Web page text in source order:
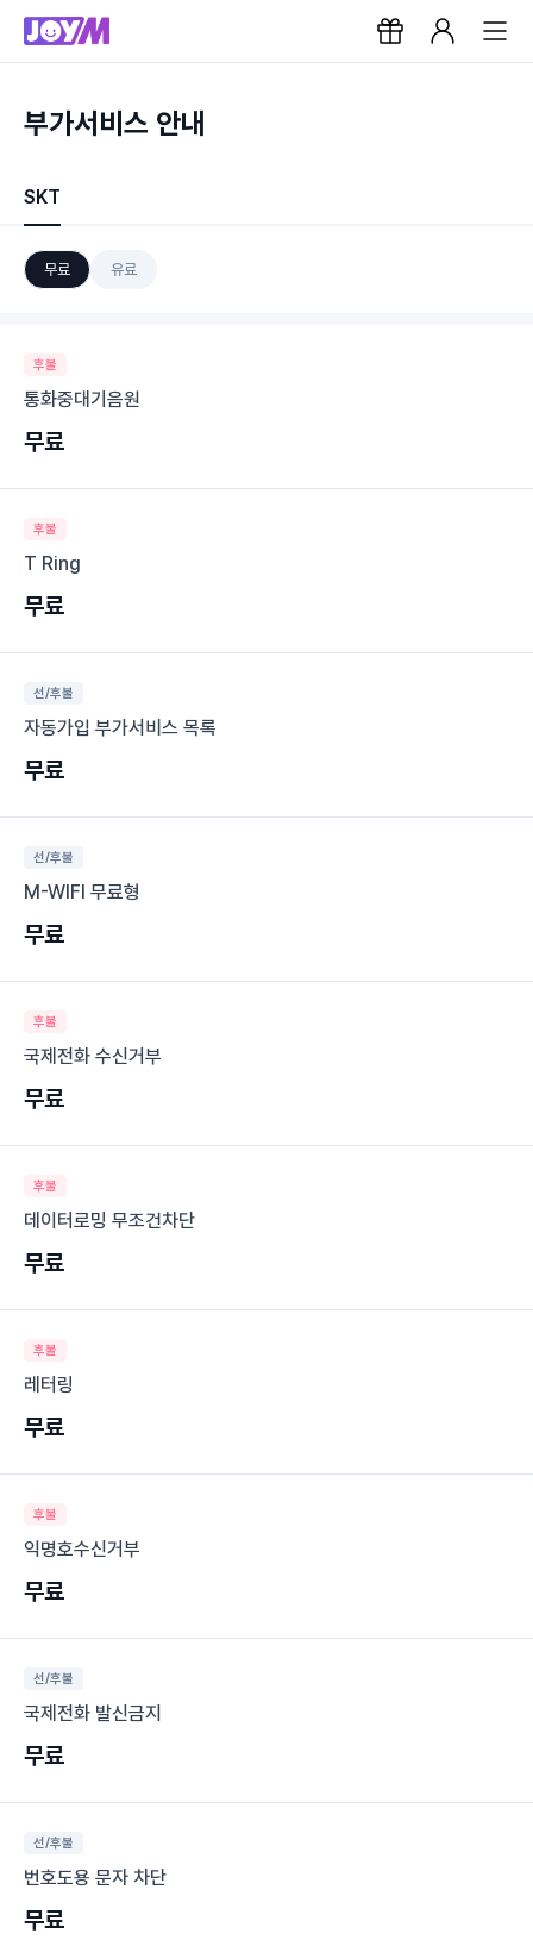
부가서비스 안내
SKT
무료 유료
후불
통화중대기음원
무료
후불
T Ring
무료
선/후불
자동가입 부가서비스 목록
무료
선/후불
M-WIFI 무료형
무료
후불
국제전화 수신거부
무료
후불
데이터로밍 무조건차단
무료
후불
레터링
무료
후불
익명호수신거부
무료
선/후불
국제전화 발신금지
무료
선/후불
번호도용 문자 차단
무료